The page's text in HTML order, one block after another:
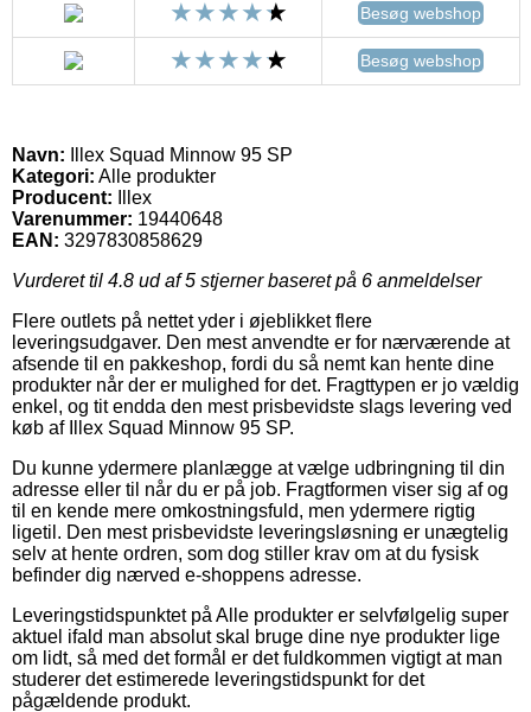
Besøg webshop
Besøg webshop
Navn: Illex Squad Minnow 95 SP
Kategori: Alle produkter
Producent:
Illex
Varenummer: 19440648
EAN: 3297830858629
Vurderet til 4.8 ud af 5 stjerner baseret på 6 anmeldelser
Flere outlets på nettet yder i øjeblikket flere
leveringsudgaver. Den mest anvendte er for nærværende at
afsende til en pakkeshop, fordi du så nemt kan hente dine
produkter når der er mulighed for det. Fragttypen er jo vældig
enkel, og tit endda den mest prisbevidste slags levering ved
køb af Illex Squad Minnow 95 SP.
Du kunne ydermere planlægge at vælge udbringning til din
adresse eller til når du er på job. Fragtformen viser sig af og
til en kende mere omkostningsfuld, men ydermere rigtig
ligetil. Den mest prisbevidste leveringsløsning er unægtelig
selv at hente ordren, som dog stiller krav om at du fysisk
befinder dig nærved e-shoppens adresse.
Leveringstidspunktet på Alle produkter er selvfølgelig super
aktuel ifald man absolut skal bruge dine nye produkter lige
om lidt, så med det formål er det fuldkommen vigtigt at man
studerer det estimerede leveringstidspunkt for det
pågældende produkt.